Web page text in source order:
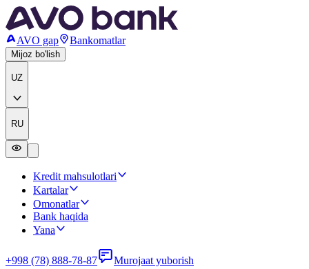
AVO gap Bankomatlar
Mijoz bo'lish
UZ
RU
Kredit mahsulotlari
Kartalar
Omonatlar
Bank haqida
Yana
+998 (78) 888-78-87 Murojaat yuborish